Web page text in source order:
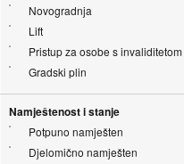
Novogradnja
Lift
Pristup za osobe s invaliditetom
Gradski plin
Namještenost i stanje
Potpuno namješten
Djelomično namješten